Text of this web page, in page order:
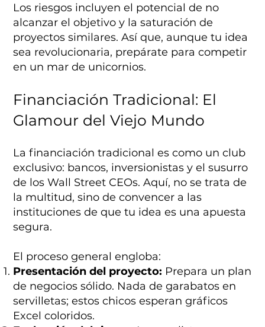
Los riesgos incluyen el potencial de no
alcanzar el objetivo y la saturación de
proyectos similares. Así que, aunque tu idea
sea revolucionaria, prepárate para competir
en un mar de unicornios.
Financiación Tradicional: El
Glamour del Viejo Mundo
La financiación tradicional es como un club
exclusivo: bancos, inversionistas y el susurro
de los Wall Street CEOs. Aquí, no se trata de
la multitud, sino de convencer a las
instituciones de que tu idea es una apuesta
segura.
El proceso general engloba:
Presentación del proyecto: Prepara un plan
de negocios sólido. Nada de garabatos en
servilletas; estos chicos esperan gráficos
Excel coloridos.